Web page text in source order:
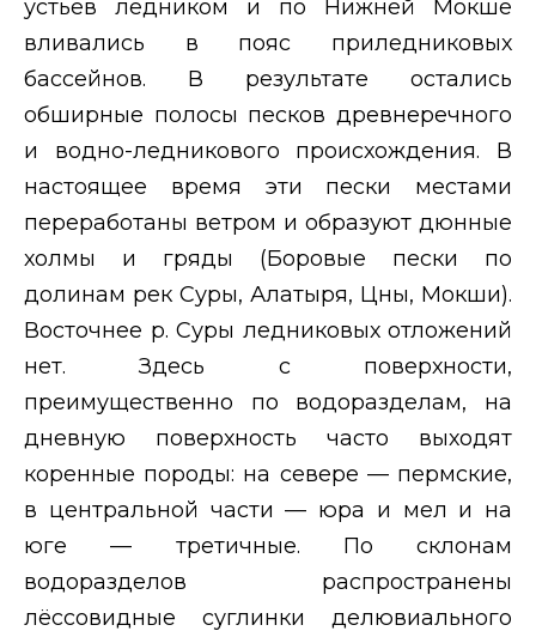
устьев ледником и по Нижней Мокше
вливались в пояс приледниковых
бассейнов. В результате остались
обширные полосы песков древнеречного
и водно-ледникового происхождения. В
настоящее время эти пески местами
переработаны ветром и образуют дюнные
холмы и гряды (Боровые пески по
долинам рек Суры, Алатыря, Цны, Мокши).
Восточнее р. Суры ледниковых отложений
нет. Здесь с поверхности,
преимущественно по водоразделам, на
дневную поверхность часто выходят
коренные породы: на севере — пермские,
в центральной части — юра и мел и на
юге — третичные. По склонам
водоразделов распространены
лёссовидные суглинки делювиального